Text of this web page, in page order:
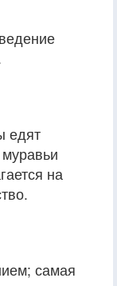
едят
на
самая